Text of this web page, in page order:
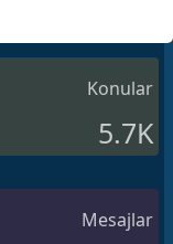
Konular
5.7K
Mesajlar